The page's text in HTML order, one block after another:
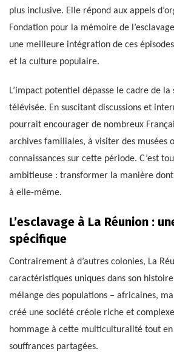
plus inclusive. Elle répond aux appels
Fondation pour la mémoire de
une meilleure intégration de ces
et la culture populaire.
L’impact potentiel dépasse le cadre de
télévisée. En suscitant discussions et
pourrait encourager de nombreux
archives familiales, à visiter des musées
connaissances sur cette période. C’est
ambitieuse : transformer la manière
à elle-même.
L’esclavage à La Réunion :
spécifique
Contrairement à d’autres colonies, La
caractéristiques uniques dans son
mélange des populations – africaines,
créé une société créole riche et
hommage à cette multiculturalité tout en
souffrances partagées.